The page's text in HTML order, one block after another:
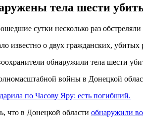
тела шести
сутки несколько раз
известно о двух гражданских,
обнаружили тела шести
войны в Донецкой
по Часову Яру: есть погибший.
что в Донецкой области обнаружили